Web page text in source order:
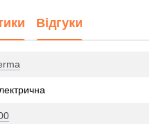
Відгуки